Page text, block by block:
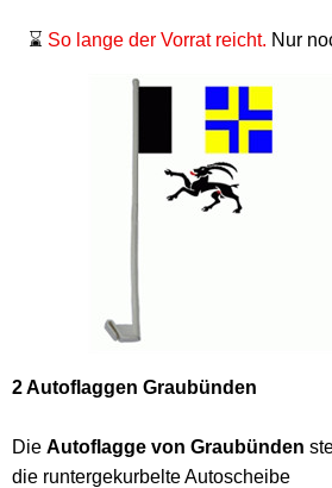
⌛ So lange der Vorrat reicht. Nur
2 Autoflaggen Graubünden
Die Autoflagge von Graubünden
die runtergekurbelte Autoscheibe